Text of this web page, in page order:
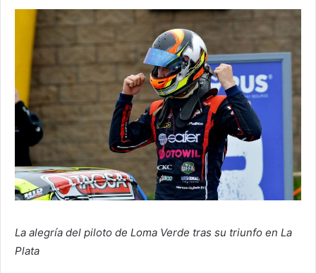
La alegría del piloto de Loma Verde tras su triunfo en La
Plata